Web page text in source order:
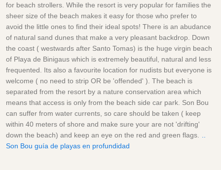
for beach strollers. While the resort is very popular for families the
sheer size of the beach makes it easy for those who prefer to
avoid the little ones to find their ideal spots! There is an abudance
of natural sand dunes that make a very pleasant backdrop. Down
the coast ( westwards after Santo Tomas) is the huge virgin beach
of Playa de Binigaus which is extremely beautiful, natural and less
frequented. Its also a favourite location for nudists but everyone is
welcome ( no need to strip OR be 'offended' ). The beach is
separated from the resort by a nature conservation area which
means that access is only from the beach side car park. Son Bou
can suffer from water currents, so care should be taken ( keep
within 40 meters of shore and make sure your are not 'drifting'
down the beach) and keep an eye on the red and green flags.
Son Bou guía de playas en profundidad